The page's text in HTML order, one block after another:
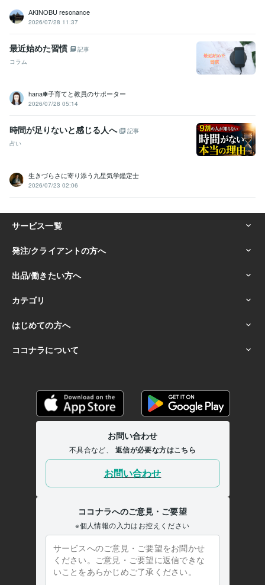
占い タロット占い・霊感・チャネリング・時マヤ
恋愛 仕事 人間関係
悩み相談・カウンセリング 思考と現実の関係・脳の仕組み・考え方
恋愛 仕事 子育て
AKINOBU resonance
2026/07/28 11:37
最近始めた習慣
記事
コラム
hana✽子育てと教員のサポーター
2026/07/28 05:14
時間が足りないと感じる人へ
記事
占い
生きづらさに寄り添う九星気学鑑定士
2026/07/23 02:06